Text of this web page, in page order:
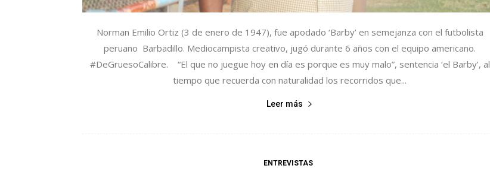
Norman Emilio Ortiz (3 de enero de 1947), fue apodado ‘Barby’ en semejanza con el futbolista
peruano Barbadillo. Mediocampista creativo, jugó durante 6 años con el equipo americano.
#DeGruesoCalibre. “El que no juegue hoy en día es porque es muy malo”, sentencia ‘el Barby’, al
tiempo que recuerda con naturalidad los recorridos que...
Leer más
ENTREVISTAS